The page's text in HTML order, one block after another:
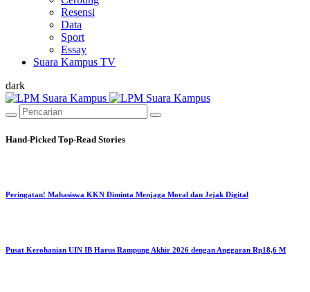
Resensi
Data
Sport
Essay
Suara Kampus TV
dark
Hand-Picked Top-Read Stories
Peringatan! Mahasiswa KKN Diminta Menjaga Moral dan Jejak Digital
Pusat Kerohanian UIN IB Harus Rampung Akhir 2026 dengan Anggaran Rp18,6 M